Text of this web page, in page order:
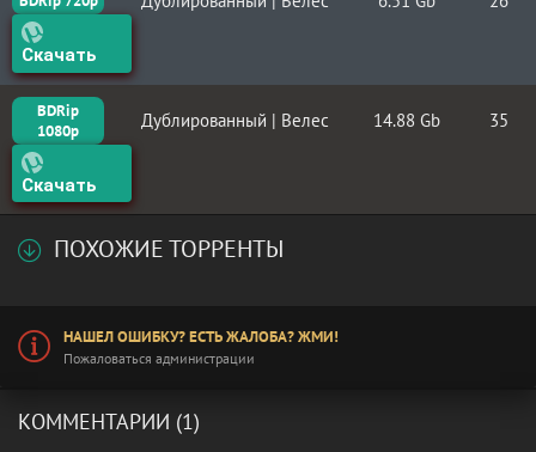
Скачать
BDRip
1080p
Дублированный | Велес 14.88 Gb 35
Скачать
ПОХОЖИЕ ТОРРЕНТЫ
НАШЕЛ ОШИБКУ? ЕСТЬ ЖАЛОБА? ЖМИ!
Пожаловаться администрации
КОММЕНТАРИИ (1)